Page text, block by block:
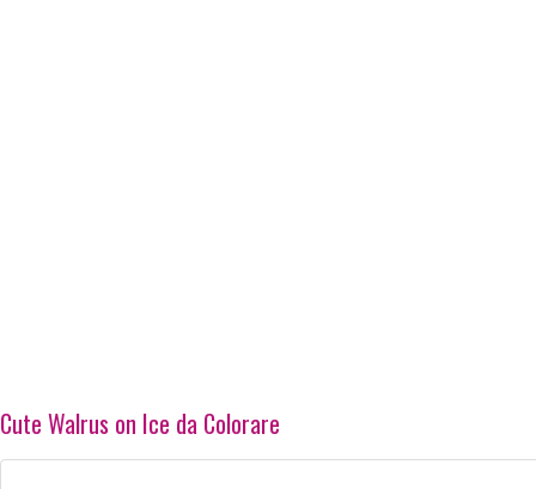
Cute Walrus on Ice da Colorare